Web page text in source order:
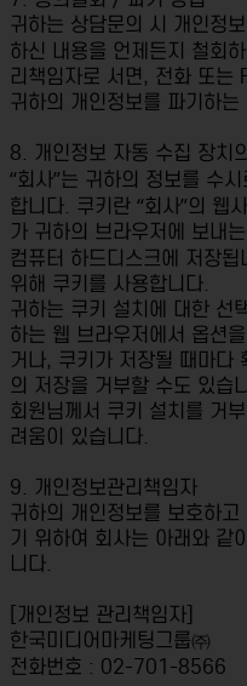
귀하는 상담문의 시 개인정
하신 내용을 언제든지 철회
리책임자로 서면, 전화 또는
귀하의 개인정보를 파기하
8. 개인정보 자동 수집 장치
“회사”는 귀하의 정보를 수
합니다. 쿠키란 “회사”의 웹
가 귀하의 브라우저에 보내
컴퓨터 하드디스크에 저장
위해 쿠키를 사용합니다.
귀하는 쿠키 설치에 대한 선
하는 웹 브라우저에서 옵션
거나, 쿠키가 저장될 때마다
의 저장을 거부할 수도 있습
회원님께서 쿠키 설치를 거
려움이 있습니다.
9. 개인정보관리책임자
귀하의 개인정보를 보호하
기 위하여 회사는 아래와 같
니다.
[개인정보 관리책임자]
한국미디어마케팅그룹㈜
전화번호 : 02-701-8566